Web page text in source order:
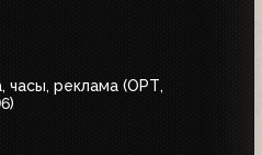
часы, реклама (ОРТ,